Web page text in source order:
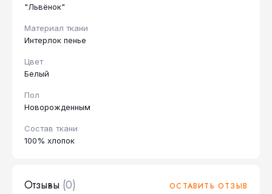
"Львёнок"
Материал ткани
Интерлок пенье
Цвет
Белый
Пол
Новорожденным
Состав ткани
100% хлопок
Отзывы (0) ОСТАВИТЬ ОТЗЫВ